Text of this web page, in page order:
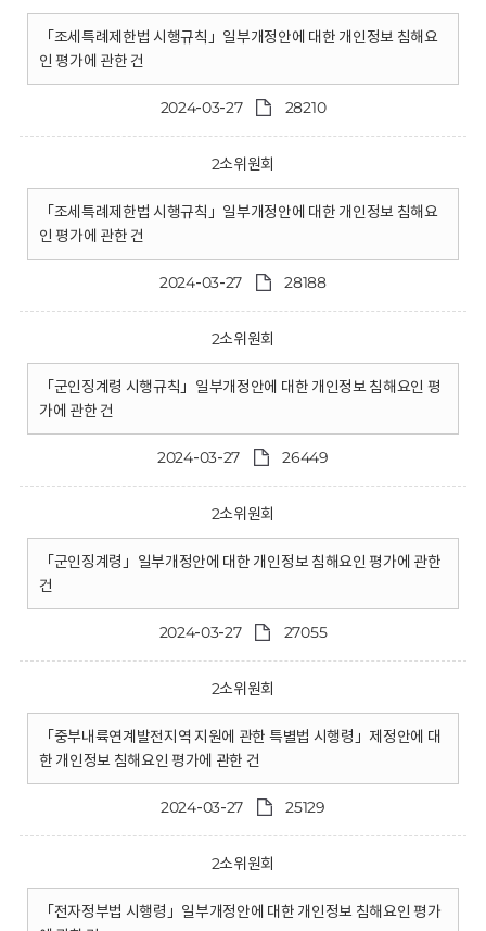
「조세특례제한법 시행규칙」일부개정안에 대한 개인정보 침해요
인 평가에 관한 건
2024-03-27 28210
2소위원회
「조세특례제한법 시행규칙」일부개정안에 대한 개인정보 침해요
인 평가에 관한 건
2024-03-27 28188
2소위원회
「군인징계령 시행규칙」일부개정안에 대한 개인정보 침해요인 평
가에 관한 건
2024-03-27 26449
2소위원회
「군인징계령」일부개정안에 대한 개인정보 침해요인 평가에 관한
건
2024-03-27 27055
2소위원회
「중부내륙연계발전지역 지원에 관한 특별법 시행령」제정안에 대
한 개인정보 침해요인 평가에 관한 건
2024-03-27 25129
2소위원회
「전자정부법 시행령」일부개정안에 대한 개인정보 침해요인 평가